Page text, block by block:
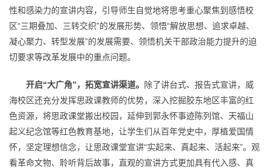
性和感染力的宣讲内容，引导师生自觉地将思考重心聚焦到感悟校
区“三期叠加、三转交织”的发展形势、领悟“解放思想、追求卓越、
凝心聚力、转型发展”的发展需要、领悟机关干部政治能力提升的迫
切要求等改革发展中的重点问题。
开启“大广角”，拓宽宣讲渠道。
除了讲台式、报告式宣讲，威
海校区还充分发挥思政课教师的优势，深入挖掘胶东地区丰富的红
色资源，将思政课堂搬出校园，延伸到郭永怀事迹陈列馆、天福山
起义纪念馆等红色教育基地，让学生们从百年党史中，厚植爱国情
怀，坚定理想信念，让思政课堂宣讲“实起来、真起来、活起来”。观
看革命文物、聆听背后故事，直观的宣讲方式更加具有代入感、真